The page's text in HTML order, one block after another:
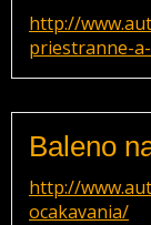
http://
priestranne-
Baleno
http://
ocakavania/